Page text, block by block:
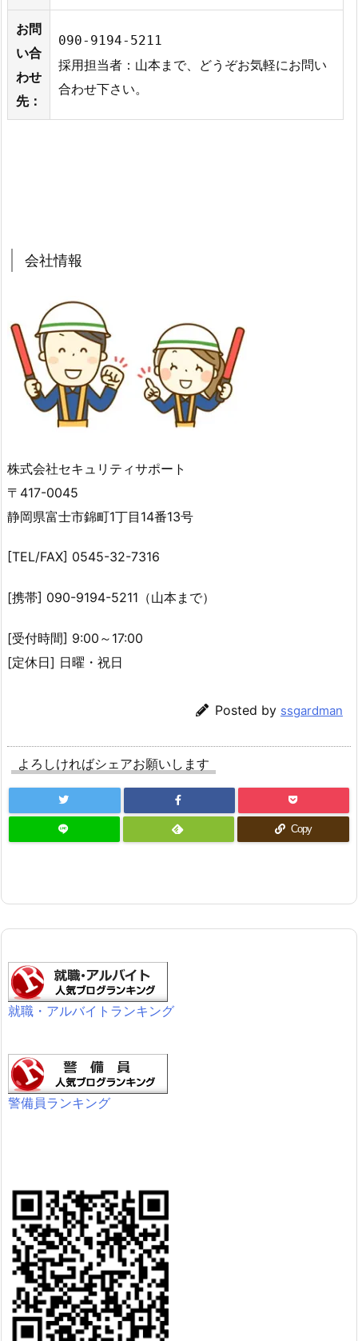
お問
い合
わせ
先：
090-9194-5211
採用担当者：山本まで、どうぞお気軽にお問い
合わせ下さい。
会社情報
株式会社セキュリティサポート
〒417-0045
静岡県富士市錦町1丁目14番13号
[TEL/FAX] 0545-32-7316
[携帯] 090-9194-5211（山本まで）
[受付時間] 9:00～17:00
[定休日] 日曜・祝日
Posted by ssgardman
よろしければシェアお願いします
Copy
就職・アルバイトランキング
警備員ランキング